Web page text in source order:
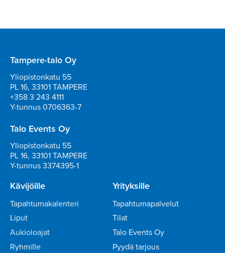
Tampere-talo Oy
Yliopistonkatu 55
PL 16, 33101 TAMPERE
+358 3 243 4111
Y-tunnus 0706363-7
Talo Events Oy
Yliopistonkatu 55
PL 16, 33101 TAMPERE
Y-tunnus 3374395-1
Kävijöille
Tapahtumakalenteri
Liput
Aukioloajat
Ryhmille
Yrityksille
Tapahtumapalvelut
Tilat
Talo Events Oy
Pyydä tarjous